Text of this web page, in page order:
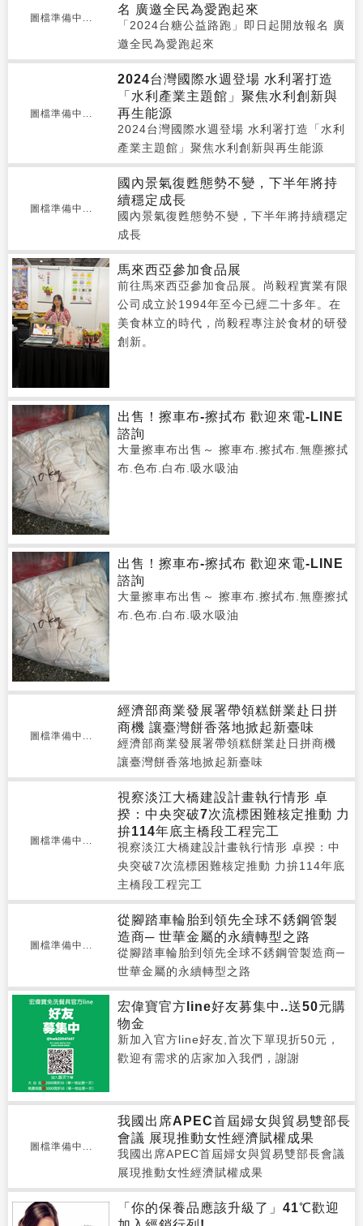
圖檔準備中...
名 廣邀全民為愛跑起來
「2024台糖公益路跑」即日起開放報名 廣
邀全民為愛跑起來
圖檔準備中...
2024台灣國際水週登場 水利署打造
「水利產業主題館」聚焦水利創新與
再生能源
2024台灣國際水週登場 水利署打造「水利
產業主題館」聚焦水利創新與再生能源
圖檔準備中...
國內景氣復甦態勢不變，下半年將持
續穩定成長
國內景氣復甦態勢不變，下半年將持續穩定
成長
馬來西亞參加食品展
前往馬來西亞參加食品展。尚毅程實業有限
公司成立於1994年至今已經二十多年。在
美食林立的時代，尚毅程專注於食材的研發
創新。
出售！擦車布-擦拭布 歡迎來電-LINE
諮詢
大量擦車布出售～ 擦車布.擦拭布.無塵擦拭
布.色布.白布.吸水吸油
出售！擦車布-擦拭布 歡迎來電-LINE
諮詢
大量擦車布出售～ 擦車布.擦拭布.無塵擦拭
布.色布.白布.吸水吸油
圖檔準備中...
經濟部商業發展署帶領糕餅業赴日拼
商機 讓臺灣餅香落地掀起新臺味
經濟部商業發展署帶領糕餅業赴日拼商機
讓臺灣餅香落地掀起新臺味
圖檔準備中...
視察淡江大橋建設計畫執行情形 卓
揆：中央突破7次流標困難核定推動 力
拚114年底主橋段工程完工
視察淡江大橋建設計畫執行情形 卓揆：中
央突破7次流標困難核定推動 力拚114年底
主橋段工程完工
圖檔準備中...
從腳踏車輪胎到領先全球不銹鋼管製
造商─ 世華金屬的永續轉型之路
從腳踏車輪胎到領先全球不銹鋼管製造商─
世華金屬的永續轉型之路
宏偉寶官方line好友募集中..送50元購
物金
新加入官方line好友,首次下單現折50元，
歡迎有需求的店家加入我們，謝謝
圖檔準備中...
我國出席APEC首屆婦女與貿易雙部長
會議 展現推動女性經濟賦權成果
我國出席APEC首屆婦女與貿易雙部長會議
展現推動女性經濟賦權成果
「你的保養品應該升級了」41℃歡迎